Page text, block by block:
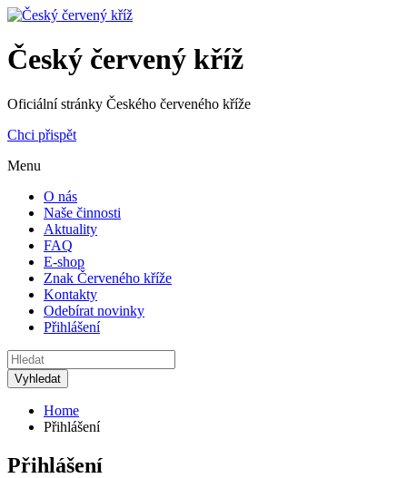
Český červený kříž
Oficiální stránky Českého červeného kříže
Chci přispět
Menu
O nás
Naše činnosti
Aktuality
FAQ
E-shop
Znak Červeného kříže
Kontakty
Odebírat novinky
Přihlášení
Home
Přihlášení
Přihlášení